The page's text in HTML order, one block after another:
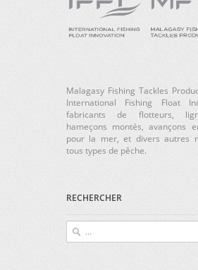
Malagasy Fishing Tackles
International Fishing Float
fabricants de flotteurs,
hameçons montés, avançons
pour la mer, et divers autres
tous types de pêche.
RECHERCHER